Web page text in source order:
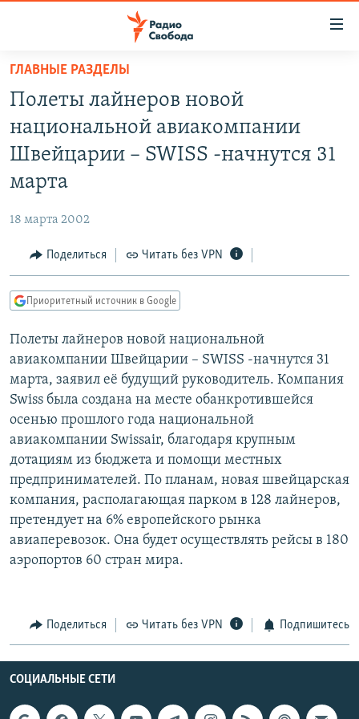
упрощенного
доступа
основному
содержанию
Вернутся
навигации
Вернутся
АВТОРСКИЕ ПРОЕКТЫ
КУЛЬТУРА
IDEL.РЕАЛИИ
КАВКАЗ.РЕАЛИИ
СИБИРЬ.РЕАЛИИ
РАСПИСАНИЕ ВЕЩАНИЯ
ПОДПИШИТЕСЬ НА РАССЫЛКУ
СОЦИАЛЬНЫЕ СЕТИ
Все сайты РСЕ/РС
ГЛАВНЫЕ РАЗДЕЛЫ
Полеты лайнеров новой
национальной авиакомпании
Швейцарии – SWISS -начнутся 31
марта
18 марта 2002
Поделиться Читать без VPN
Приоритетный источник в Google
Полеты лайнеров новой национальной
авиакомпании Швейцарии – SWISS -начнутся 31
марта, заявил её будущий руководитель. Компания
Swiss была создана на месте обанкротившейся
осенью прошлого года национальной
авиакомпании Swissair, благодаря крупным
дотациям из бюджета и помощи местных
предпринимателей. По планам, новая швейцарская
компания, располагающая парком в 128 лайнеров,
претендует на 6% европейского рынка
авиаперевозок. Она будет осуществлять рейсы в 180
аэропортов 60 стран мира.
Поделиться Читать без VPN Подпишитесь
СОЦИАЛЬНЫЕ СЕТИ